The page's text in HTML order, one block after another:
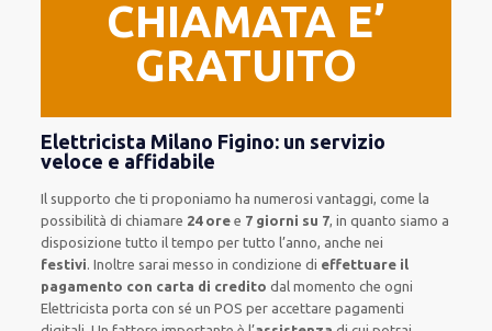
CHIAMATA E’
GRATUITO
Elettricista Milano Figino: un servizio
veloce e affidabile
Il supporto che tiproponiamo ha numerosi vantaggi, come la
possibilità di chiamare 24 ore e 7 giorni su 7, in quanto siamo a
disposizionetutto il tempo per tutto l’anno, anche nei
festivi.Inoltre sarai messo in condizione di effettuare il
pagamento con carta di credito dal momento che ogni
Elettricistaporta con séun POSper accettare pagamenti